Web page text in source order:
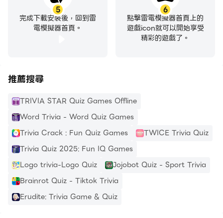
5
完成下載安裝後，回到雷
電模擬器首頁。
6
點擊雷電模擬器首頁上的
遊戲icon就可以開始享受
精彩的遊戲了。
推薦搜尋
TRIVIA STAR Quiz Games Offline
Word Trivia - Word Quiz Games
Trivia Crack : Fun Quiz Games
TWICE Trivia Quiz
Trivia Quiz 2025: Fun IQ Games
Logo trivia-Logo Quiz
Jojobot Quiz - Sport Trivia
Brainrot Quiz - Tiktok Trivia
Erudite: Trivia Game & Quiz